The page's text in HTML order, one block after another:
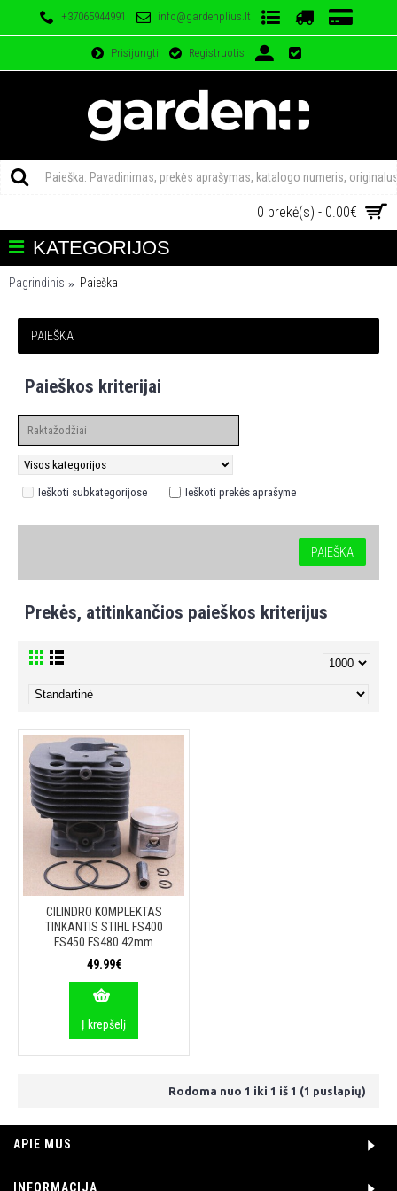
+37065944991 info@gardenplius.lt
Prisijungti Registruotis
0 prekė(s) - 0.00€
KATEGORIJOS
Pagrindinis Paieška
PAIEŠKA
Paieškos kriterijai
Ieškoti subkategorijose Ieškoti prekės aprašyme
Prekės, atitinkančios paieškos kriterijus
CILINDRO KOMPLEKTAS
TINKANTIS STIHL FS400
FS450 FS480 42mm
49.99€
Į krepšelį
Rodoma nuo 1 iki 1 iš 1 (1 puslapių)
APIE MUS
INFORMACIJA